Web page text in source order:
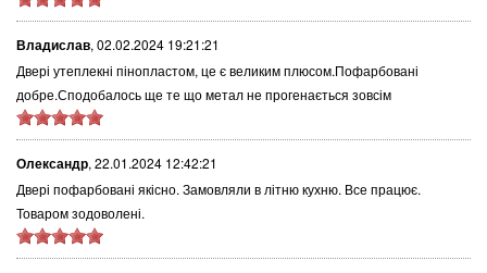
Владислав, 02.02.2024 19:21:21
Двері утеплекні пінопластом, це є великим плюсом.Пофарбовані
добре.Сподобалось ще те що метал не прогенається зовсім
Олександр, 22.01.2024 12:42:21
Двері пофарбовані якісно. Замовляли в літню кухню. Все працює.
Товаром зодоволені.